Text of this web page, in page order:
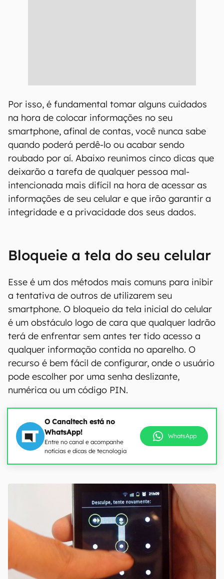
Por isso, é fundamental tomar alguns cuidados
na hora de colocar informações no seu
smartphone, afinal de contas, você nunca sabe
quando poderá perdê-lo ou acabar sendo
roubado por aí. Abaixo reunimos cinco dicas que
deixarão a tarefa de qualquer pessoa mal-
intencionada mais difícil na hora de acessar as
informações de seu celular e que irão garantir a
integridade e a privacidade dos seus dados.
Bloqueie a tela do seu celular
Esse é um dos métodos mais comuns para inibir
a tentativa de outros de utilizarem seu
smartphone. O bloqueio da tela inicial do celular
é um obstáculo logo de cara que qualquer ladrão
terá de enfrentar sem antes ter tido acesso a
qualquer informação contida no aparelho. O
recurso é bem fácil de configurar, onde o usuário
pode escolher por uma senha deslizante,
numérica ou um código PIN.
O Canaltech está no
WhatsApp!
Entre no canal e acompanhe
notícias e dicas de tecnologia
WhatsApp